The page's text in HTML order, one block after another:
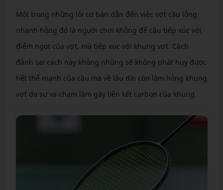
Một trong những lỗi cơ bản dẫn đến việc vợt cầu lông
nhanh hỏng đó là người chơi không để cầu tiếp xúc với
điểm ngọt của vợt, mà tiếp xúc với khung vợt. Cách
đánh sai cách này không những sẽ không phát huy được
hết thế mạnh của cầu mà về lâu dài còn làm hỏng khung
vợt do sự va chạm làm gãy liên kết carbon của khung.